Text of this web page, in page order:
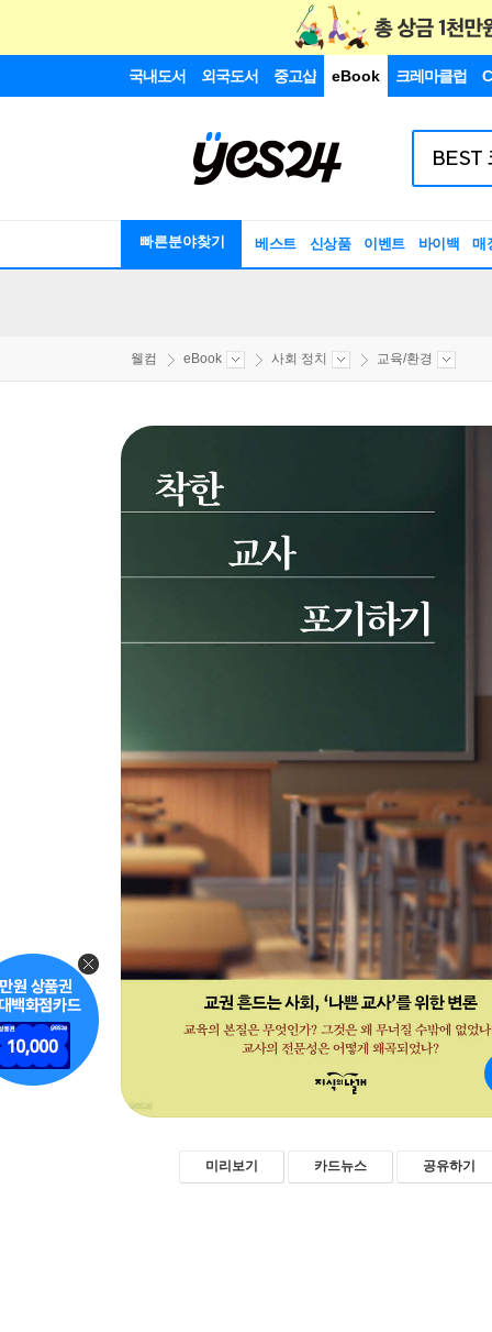
국내도서 외국도서 중고샵 eBook 크레마클럽
빠른분야찾기 베스트 신상품 이벤트 바이백 매
웰컴 eBook 사회 정치 교육/환경
미리보기 카드뉴스 공유하기